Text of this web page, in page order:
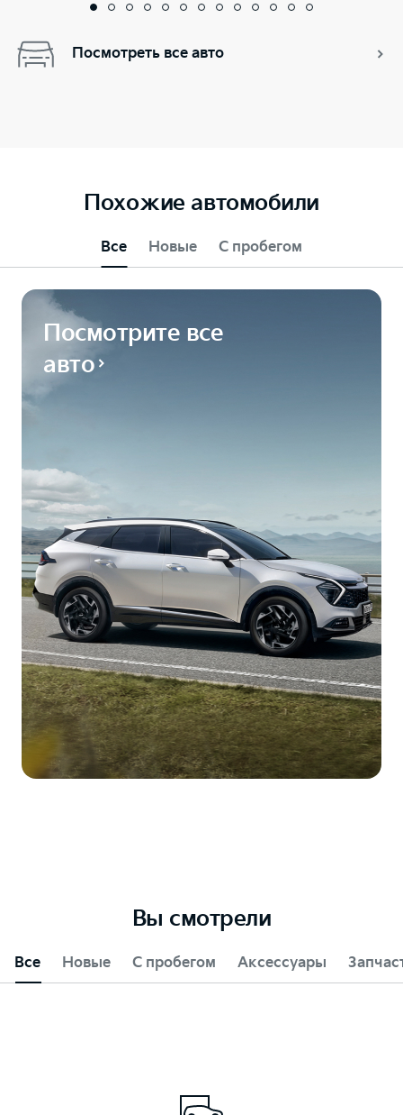
Посмотреть все авто
Похожие автомобили
Все Новые С пробегом
Посмотрите все
авто
Вы смотрели
Все Новые С пробегом Аксессуары